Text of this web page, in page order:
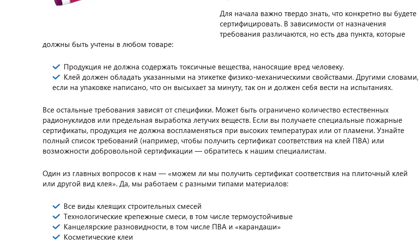
Для начала важно твердо знать, что конкретно вы будете
сертифицировать. В зависимости от назначения
требования различаются, но есть два пункта, которые
должны быть учтены в любом товаре:
Продукция не должна содержать токсичные вещества, наносящие вред человеку.
Клей должен обладать указанными на этикетке физико-механическими свойствами. Другими словами,
если на упаковке написано, что он высыхает за минуту, так он и должен себя вести на испытаниях.
Все остальные требования зависят от специфики. Может быть ограничено количество естественных
радионуклидов или предельная выработка летучих веществ. Если вы получаете специальные пожарные
сертификаты, продукция не должна воспламеняться при высоких температурах или от пламени. Узнайте
полный список требований (например, чтобы получить сертификат соответствия на клей ПВА) или
возможности добровольной сертификации — обратитесь к нашим специалистам.
Один из главных вопросов к нам — «можем ли мы получить сертификат соответствия на плиточный клей
или другой вид клея». Да, мы работаем с разными типами материалов:
Все виды клеящих строительных смесей
Технологические крепежные смеси, в том числе термоустойчивые
Канцелярские разновидности, в том числе ПВА и «карандаши»
Косметические клеи